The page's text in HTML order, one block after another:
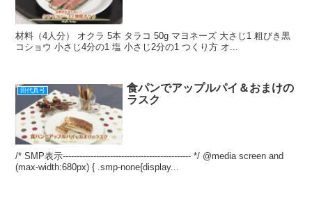
材料（4人分） オクラ 5本 タラコ 50g マヨネーズ 大さじ1 粗びき黒
コショウ 小さじ4分の1 塩 小さじ2分の1 つくり方 オ...
田代真弓
食パンでアップルパイ＆おまけの
ラスク
/* SMP表示---------------------------------------------- */ @media screen and
(max-width:680px) { .smp-none{display...